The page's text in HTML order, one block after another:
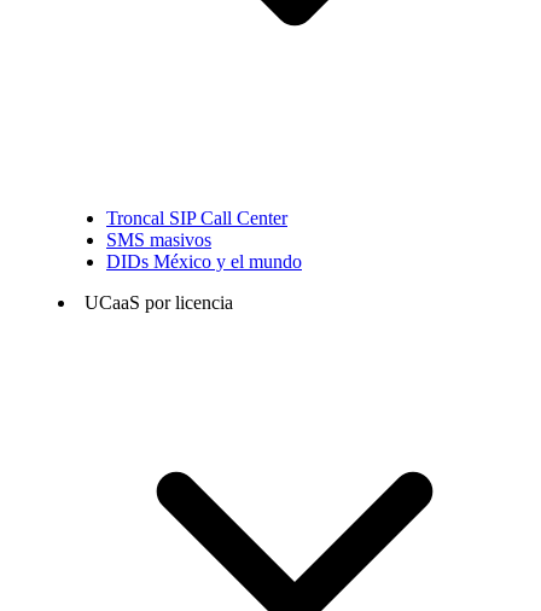
Troncal SIP Call Center
SMS masivos
DIDs México y el mundo
UCaaS por licencia